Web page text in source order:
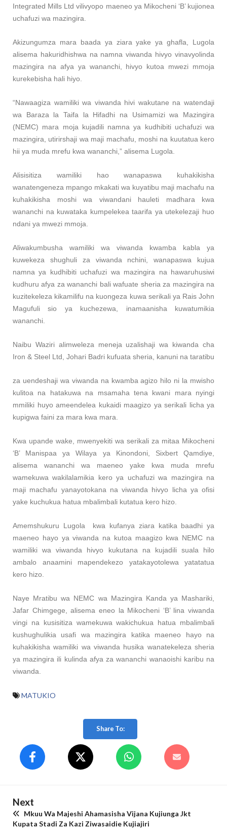
Integrated Mills Ltd vilivyopo maeneo ya Mikocheni ‘B’ kujionea
uchafuzi wa mazingira.
Akizungumza mara baada ya ziara yake ya ghafla, Lugola
alisema hakuridhishwa na namna viwanda hivyo vinavyolinda
mazingira na afya ya wananchi, hivyo kutoa mwezi mmoja
kurekebisha hali hiyo.
“Nawaagiza wamiliki wa viwanda hivi wakutane na watendaji
wa Baraza la Taifa la Hifadhi na Usimamizi wa Mazingira
(NEMC) mara moja kujadili namna ya kudhibiti uchafuzi wa
mazingira, utirirshaji wa maji machafu, moshi na kuutatua kero
hii ya muda mrefu kwa wananchi,” alisema Lugola.
Alisisitiza wamiliki hao wanapaswa kuhakikisha
wanatengeneza mpango mkakati wa kuyatibu maji machafu na
kuhakikisha moshi wa viwandani hauleti madhara kwa
wananchi na kuwataka kumpelekea taarifa ya utekelezaji huo
ndani ya mwezi mmoja.
Aliwakumbusha wamiliki wa viwanda kwamba kabla ya
kuwekeza shughuli za viwanda nchini, wanapaswa kujua
namna ya kudhibiti uchafuzi wa mazingira na hawaruhusiwi
kudhuru afya za wananchi bali wafuate sheria za mazingira na
kuzitekeleza kikamilifu na kuongeza kuwa serikali ya Rais John
Magufuli sio ya kuchezewa, inamaanisha kuwatumikia
wananchi.
Naibu Waziri alimweleza meneja uzalishaji wa kiwanda cha
Iron & Steel Ltd, Johari Badri kufuata sheria, kanuni na taratibu
za uendeshaji wa viwanda na kwamba agizo hilo ni la mwisho
kulitoa na hatakuwa na msamaha tena kwani mara nyingi
mmiliki huyo ameendelea kukaidi maagizo ya serikali licha ya
kupigwa faini za mara kwa mara.
Kwa upande wake, mwenyekiti wa serikali za mitaa Mikocheni
‘B’ Manispaa ya Wilaya ya Kinondoni, Sixbert Qamdiye,
alisema wananchi wa maeneo yake kwa muda mrefu
wamekuwa wakilalamikia kero ya uchafuzi wa mazingira na
maji machafu yanayotokana na viwanda hivyo licha ya ofisi
yake kuchukua hatua mbalimbali kutatua kero hizo.
Amemshukuru Lugola kwa kufanya ziara katika baadhi ya
maeneo hayo ya viwanda na kutoa maagizo kwa NEMC na
wamiliki wa viwanda hivyo kukutana na kujadili suala hilo
ambalo anaamini mapendekezo yatakayotolewa yatatatua
kero hizo.
Naye Mratibu wa NEMC wa Mazingira Kanda ya Mashariki,
Jafar Chimgege, alisema eneo la Mikocheni ‘B’ lina viwanda
vingi na kusisitiza wamekuwa wakichukua hatua mbalimbali
kushughulikia usafi wa mazingira katika maeneo hayo na
kuhakikisha wamiliki wa viwanda husika wanatekeleza sheria
ya mazingira ili kulinda afya za wananchi wanaoishi karibu na
viwanda.
MATUKIO
Share To:
Next
Mkuu Wa Majeshi Ahamasisha Vijana Kujiunga Jkt
Kupata Stadi Za Kazi Ziwasaidie Kujiajiri